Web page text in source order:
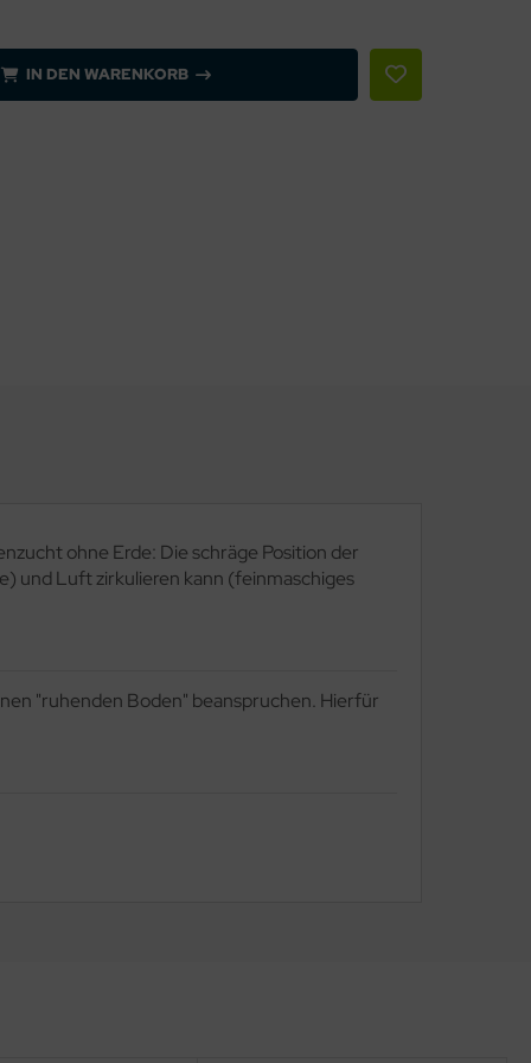
IN DEN WARENKORB
ohne Erde: Die schräge Position der
und Luft zirkulieren kann (feinmaschiges
"ruhenden Boden" beanspruchen. Hierfür